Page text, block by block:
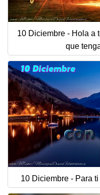
10 Diciembre - Hola a
que
10 Diciembre - Para